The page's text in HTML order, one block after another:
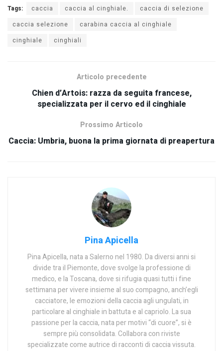
Tags: caccia caccia al cinghiale.
caccia di selezione
caccia selezione
carabina caccia al cinghiale
cinghiale
cinghiali
Articolo precedente
Chien d’Artois: razza da seguita francese,
specializzata per il cervo ed il cinghiale
Prossimo Articolo
Caccia: Umbria, buona la prima giornata di preapertura
Pina Apicella
Pina Apicella, nata a Salerno nel 1980. Da diversi anni si
divide tra il Piemonte, dove svolge la professione di
medico, e la Toscana, dove si rifugia quasi tutti i fine
settimana per vivere insieme al suo compagno, anch’egli
cacciatore, le emozioni della caccia agli ungulati, in
particolare al cinghiale in battuta e al capriolo. La sua
passione per la caccia, nata per motivi “di cuore”, si è
sempre più consolidata. Collabora con riviste
specializzate come autrice di racconti di caccia vissuta.